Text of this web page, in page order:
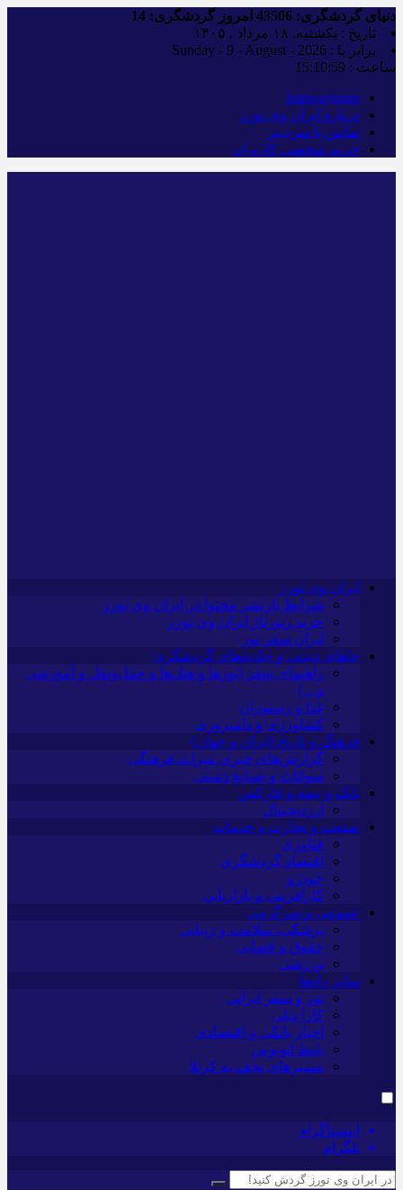
دنیای گردشگری: امروز گردشگری:
تاریخ : یکشنبه, ۱۸ مرداد , ۱۴۰۵
برابر با : Sunday - 9 - August - 2026
ساعت : 15:11:00
iranwaytours
درباره ایران وی تورز
تماس با سردبیر
حریم شخصی کاربران
ایران وی تورز
شرایط بازنشر محتوا در ایران وی تورز
خرید رپورتاژ ایران وی تورز
ایران سفر تور
جاهای دیدنی و جاذبه‌های گردشگری
راهنمای سفر (تورها و هتل‌ها و حمل‌و‌نقل و آموزشی
و…)
غذا و رستوران
کشاورزی و دامپروری
فرهنگ و تاریخ (ایران و جهان)
گزارش‌های خبری میراث فرهنگی
سوغات و صنایع دستی
بانک و بیمه و فارکس
ارزدیجیتال
صنعت و تجارت و خدمات
فناوری
اقتصاد گردشگری
خودرو
کارآفرینی و بازاریابی
عمومی و سرگرمی
پزشکی، سلامت و زیبایی
حقوق و قضایی
ورزشی
سایر راه‌ها
تور و سفر ایرانی
کارا دیلی
اخبار بانکی و اقتصادی
بلیط اتوبوس
مسیرهای نجف به کربلا
اینستاگرام
تلگرام